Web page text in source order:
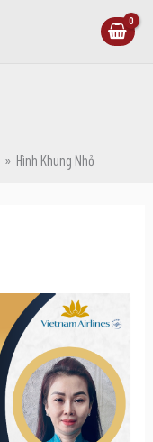
Hình Khung Nhỏ